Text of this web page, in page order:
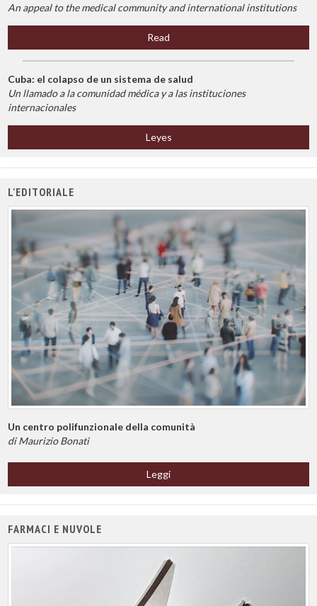
An appeal to the medical community and international institutions
Read
Cuba: el colapso de un sistema de salud
Un llamado a la comunidad médica y a las instituciones
internacionales
Leyes
L'EDITORIALE
Un centro polifunzionale della comunità
di Maurizio Bonati
Leggi
FARMACI E NUVOLE